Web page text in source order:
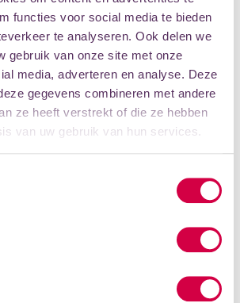
functies voor social media te bieden
te analyseren. Ook delen we
gebruik van onze site met onze
media, adverteren en analyse. Deze
gegevens combineren met andere
ze heeft verstrekt of die ze hebben
van uw gebruik van hun services.
Middag
Middag
Middag
vanaf € 83,00 (10 keer)
2026 is het Proefweek. De proeflessen
in de Proefweek op onderstaande locaties